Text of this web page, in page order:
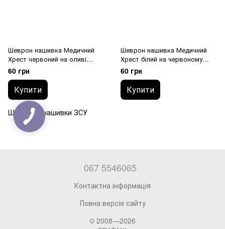
Шеврон нашивка Медичний
Хрест червоний на оливі
50*50 квадратний на липучці
вишитий
60 грн
Купити
Шеврон нашивка Медичний
Хрест білий на червоному
50*50 квадратний на липучці
вишитий
60 грн
Купити
Шеврони, нашивки ЗСУ
067 5546065
Контактна інформація
Повна версія сайту
© 2008—2026